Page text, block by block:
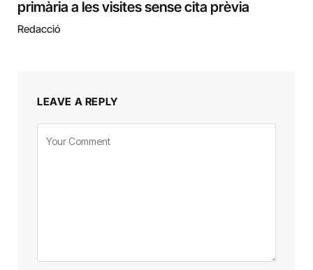
primària a les visites sense cita prèvia
Redacció
LEAVE A REPLY